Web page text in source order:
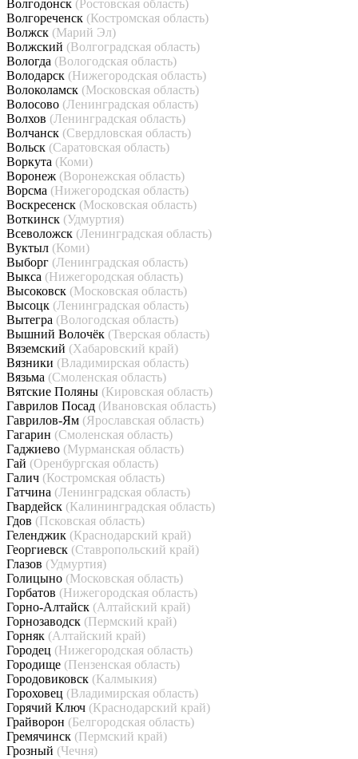
Волгодонск (Ростовская область)
Волгореченск (Костромская область)
Волжск (Марий Эл)
Волжский (Волгоградская область)
Вологда (Вологодская область)
Володарск (Нижегородская область)
Волоколамск (Московская область)
Волосово (Ленинградская область)
Волхов (Ленинградская область)
Волчанск (Свердловская область)
Вольск (Саратовская область)
Воркута (Коми)
Воронеж (Воронежская область)
Ворсма (Нижегородская область)
Воскресенск (Московская область)
Воткинск (Удмуртия)
Всеволожск (Ленинградская область)
Вуктыл (Коми)
Выборг (Ленинградская область)
Выкса (Нижегородская область)
Высоковск (Московская область)
Высоцк (Ленинградская область)
Вытегра (Вологодская область)
Вышний Волочёк (Тверская область)
Вяземский (Хабаровский край)
Вязники (Владимирская область)
Вязьма (Смоленская область)
Вятские Поляны (Кировская область)
Гаврилов Посад (Ивановская область)
Гаврилов-Ям (Ярославская область)
Гагарин (Смоленская область)
Гаджиево (Мурманская область)
Гай (Оренбургская область)
Галич (Костромская область)
Гатчина (Ленинградская область)
Гвардейск (Калининградская область)
Гдов (Псковская область)
Геленджик (Краснодарский край)
Георгиевск (Ставропольский край)
Глазов (Удмуртия)
Голицыно (Московская область)
Горбатов (Нижегородская область)
Горно-Алтайск (Алтайский край)
Горнозаводск (Пермский край)
Горняк (Алтайский край)
Городец (Нижегородская область)
Городище (Пензенская область)
Городовиковск (Калмыкия)
Гороховец (Владимирская область)
Горячий Ключ (Краснодарский край)
Грайворон (Белгородская область)
Гремячинск (Пермский край)
Грозный (Чечня)